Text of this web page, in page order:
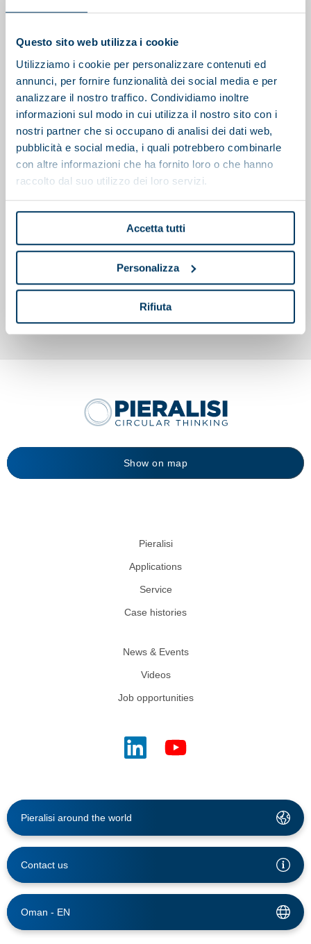
Questo sito web utilizza i cookie
Utilizziamo i cookie per personalizzare contenuti ed
annunci, per fornire funzionalità dei social media e per
analizzare il nostro traffico. Condividiamo inoltre
informazioni sul modo in cui utilizza il nostro sito con i
nostri partner che si occupano di analisi dei dati web,
pubblicità e social media, i quali potrebbero combinarle
con altre informazioni che ha fornito loro o che hanno
raccolto dal suo utilizzo dei loro servizi.
Accetta tutti
Personalizza
Rifiuta
You may also be interested in
Polipreparatore
Show on map
Pieralisi
Applications
Service
Case histories
News & Events
Videos
Job opportunities
Pieralisi around the world
Contact us
Oman - EN